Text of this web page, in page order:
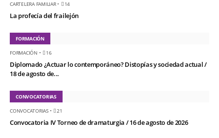
CARTELERA FAMILIAR• 14
La profecía del frailejón
FORMACIÓN
FORMACIÓN • 16
Diplomado ¿Actuar lo contemporáneo? Distopías y sociedad actual /
18 de agosto de...
CONVOCATORIAS
CONVOCATORIAS• 21
Convocatoria IV Torneo de dramaturgia / 16 de agosto de 2026